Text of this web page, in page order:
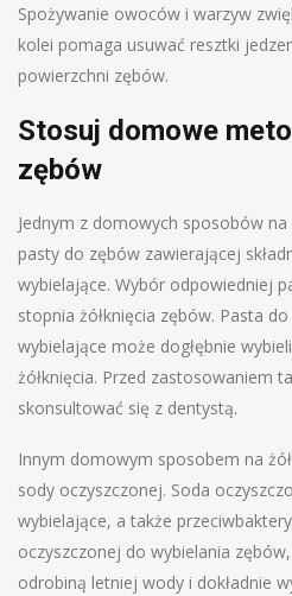
Spożywanie owoców i warzyw
kolei pomaga usuwać resztki
powierzchni zębów.
Stosuj domowe
zębów
Jednym z domowych sposobów
pasty do zębów zawierającej
wybielające. Wybór odpowiedniej
stopnia żółknięcia zębów. Pasta
wybielające może dogłębnie
żółknięcia. Przed zastosowaniem
skonsultować się z dentystą.
Innym domowym sposobem na
sody oczyszczonej. Soda
wybielające, a także
oczyszczonej do wybielania
odrobiną letniej wody i dokładnie